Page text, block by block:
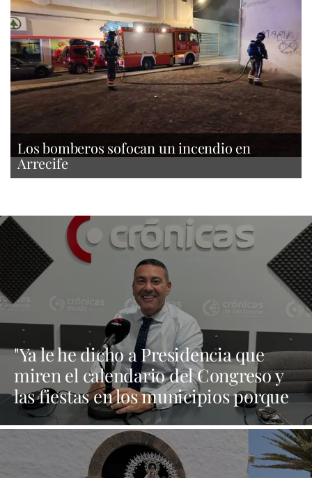
Los bomberos sofocan un incendio en
Arrecife
"Ya le he dicho a Presidencia que
miren el calendario del Congreso y
las fiestas en los municipios porque
Dolores Corujo estaba en un fiesta
aquí y al día siguiente no está en el